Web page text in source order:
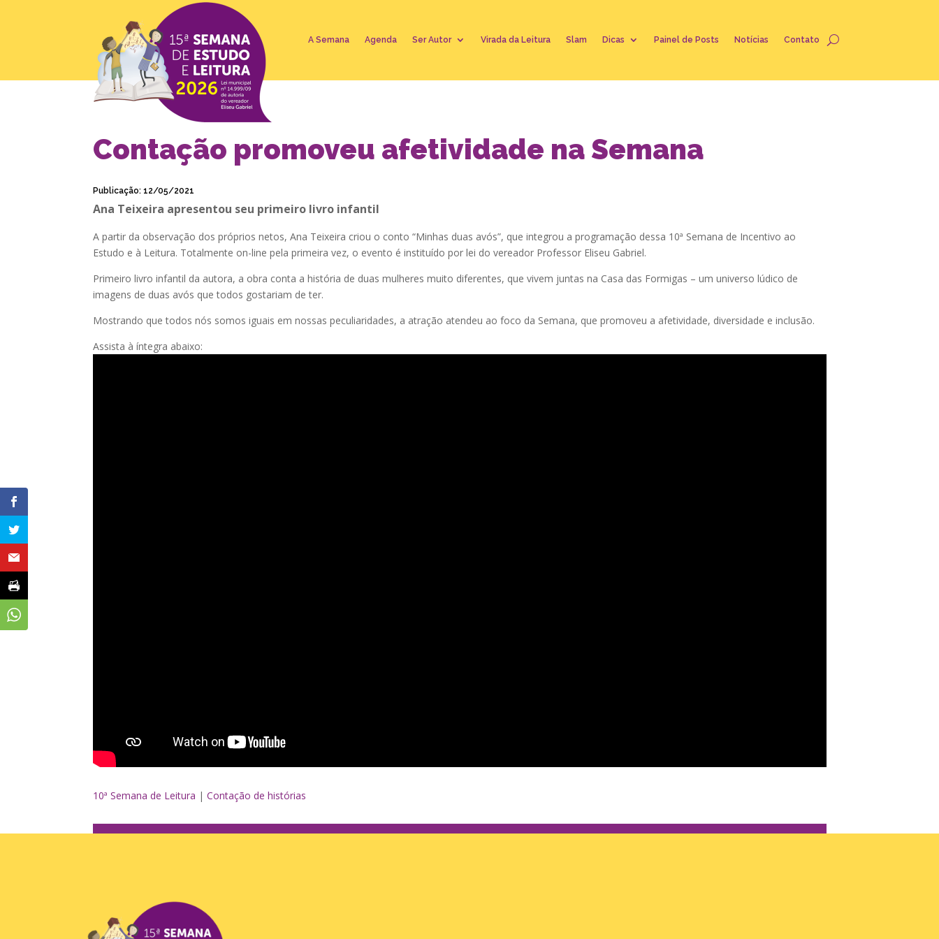
A Semana Agenda Ser Autor Virada da Leitura Slam Dicas Painel de Posts Notícias Contato
Contação promoveu afetividade na Semana
Publicação: 12/05/2021
Ana Teixeira apresentou seu primeiro livro infantil
A partir da observação dos próprios netos, Ana Teixeira criou o conto “Minhas duas avós”, que integrou a programação dessa 10ª Semana de Incentivo ao
Estudo e à Leitura. Totalmente on-line pela primeira vez, o evento é instituído por lei do vereador Professor Eliseu Gabriel.
Primeiro livro infantil da autora, a obra conta a história de duas mulheres muito diferentes, que vivem juntas na Casa das Formigas – um universo lúdico de
imagens de duas avós que todos gostariam de ter.
Mostrando que todos nós somos iguais em nossas peculiaridades, a atração atendeu ao foco da Semana, que promoveu a afetividade, diversidade e inclusão.
Assista à íntegra abaixo:
10ª Semana de Leitura |Contação de histórias